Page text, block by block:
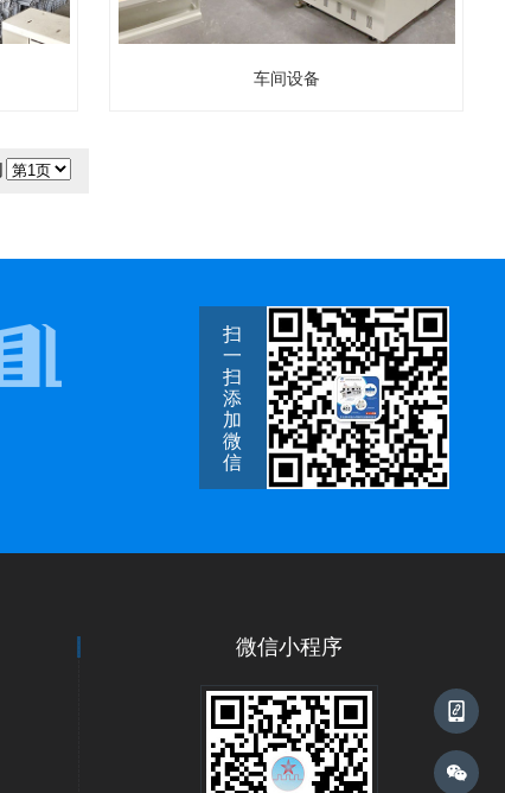
车间设备
扫
一
扫
添
加
微
信
微信小程序